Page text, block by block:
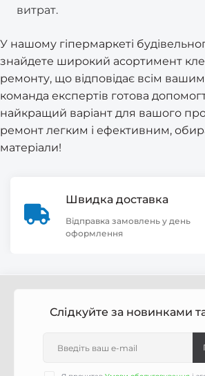
витрат.
У нашому гіпермаркеті
знайдете широкий асортимент
ремонту, що відповідає всім
команда експертів готова
найкращий варіант для вашого
ремонт легким і ефективним,
матеріали!
Швидка доставка
Відправка замовлень у день
оформлення
Слідкуйте за новинками